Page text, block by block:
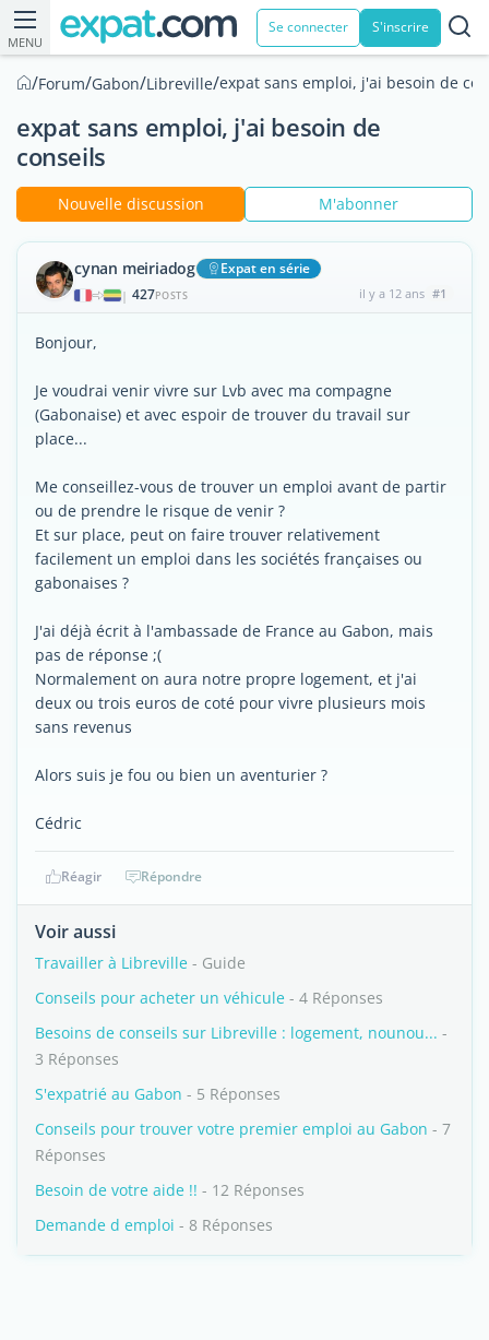
MENU
Se connecter S'inscrire
/Forum/Gabon/Libreville/expat sans emploi, j'ai besoin de
expat sans emploi, j'ai besoin de
conseils
Nouvelle discussion M'abonner
cynan meiriadog Expat en série
| 427POSTS il y a 12 ans #1
Bonjour,
Je voudrai venir vivre sur Lvb avec ma compagne
(Gabonaise) et avec espoir de trouver du travail sur
place...
Me conseillez-vous de trouver un emploi avant de partir
ou de prendre le risque de venir ?
Et sur place, peut on faire trouver relativement
facilement un emploi dans les sociétés françaises ou
gabonaises ?
J'ai déjà écrit à l'ambassade de France au Gabon, mais
pas de réponse ;(
Normalement on aura notre propre logement, et j'ai
deux ou trois euros de coté pour vivre plusieurs mois
sans revenus
Alors suis je fou ou bien un aventurier ?
Cédric
Réagir Répondre
Voir aussi
Travailler à Libreville - Guide
Conseils pour acheter un véhicule - 4 Réponses
Besoins de conseils sur Libreville : logement, nounou... -
3 Réponses
S'expatrié au Gabon - 5 Réponses
Conseils pour trouver votre premier emploi au Gabon - 7
Réponses
Besoin de votre aide !! - 12 Réponses
Demande d emploi - 8 Réponses